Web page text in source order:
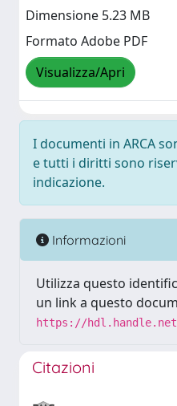
Dimensione 5.23 MB
Formato Adobe PDF
Visualizza/Apri
I documenti in ARCA
e tutti i diritti sono
indicazione.
Informazioni
Utilizza questo
un link a questo
https://hdl.handle.net/
Citazioni